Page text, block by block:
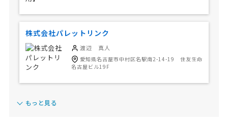
株式会社パレットリンク
渡辺 真人
愛知県名古屋市中村区名駅南2-14-19 住友生命
名古屋ビル19F
もっと見る